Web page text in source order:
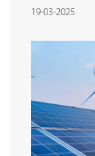
19-03-2025